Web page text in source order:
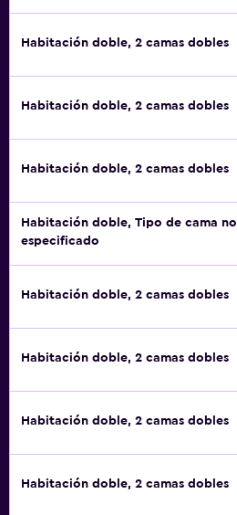
Habitación doble, 2 camas dobles
Habitación doble, 2 camas dobles
Habitación doble, 2 camas dobles
Habitación doble, Tipo de cama no
especificado
Habitación doble, 2 camas dobles
Habitación doble, 2 camas dobles
Habitación doble, 2 camas dobles
Habitación doble, 2 camas dobles